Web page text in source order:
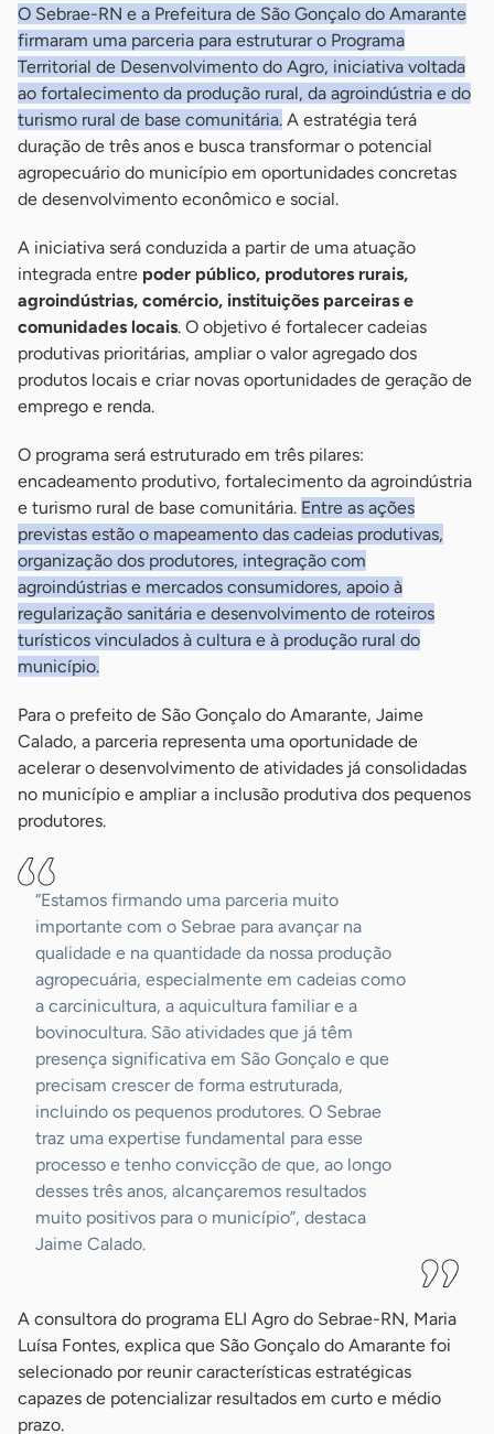
O Sebrae-RN e a Prefeitura de São Gonçalo do Amarante
firmaram uma parceria para estruturar o Programa
Territorial de Desenvolvimento do Agro, iniciativa voltada
ao fortalecimento da produção rural, da agroindústria e do
turismo rural de base comunitária. A estratégia terá
duração de três anos e busca transformar o potencial
agropecuário do município em oportunidades concretas
de desenvolvimento econômico e social.
A iniciativa será conduzida a partir de uma atuação
integrada entre poder público, produtores rurais,
agroindústrias, comércio, instituições parceiras e
comunidades locais. O objetivo é fortalecer cadeias
produtivas prioritárias, ampliar o valor agregado dos
produtos locais e criar novas oportunidades de geração de
emprego e renda.
O programa será estruturado em três pilares:
encadeamento produtivo, fortalecimento da agroindústria
e turismo rural de base comunitária. Entre as ações
previstas estão o mapeamento das cadeias produtivas,
organização dos produtores, integração com
agroindústrias e mercados consumidores, apoio à
regularização sanitária e desenvolvimento de roteiros
turísticos vinculados à cultura e à produção rural do
município.
Para o prefeito de São Gonçalo do Amarante, Jaime
Calado, a parceria representa uma oportunidade de
acelerar o desenvolvimento de atividades já consolidadas
no município e ampliar a inclusão produtiva dos pequenos
produtores.
“Estamos firmando uma parceria muito
importante com o Sebrae para avançar na
qualidade e na quantidade da nossa produção
agropecuária, especialmente em cadeias como
a carcinicultura, a aquicultura familiar e a
bovinocultura. São atividades que já têm
presença significativa em São Gonçalo e que
precisam crescer de forma estruturada,
incluindo os pequenos produtores. O Sebrae
traz uma expertise fundamental para esse
processo e tenho convicção de que, ao longo
desses três anos, alcançaremos resultados
muito positivos para o município”, destaca
Jaime Calado.
A consultora do programa ELI Agro do Sebrae-RN, Maria
Luísa Fontes, explica que São Gonçalo do Amarante foi
selecionado por reunir características estratégicas
capazes de potencializar resultados em curto e médio
prazo.